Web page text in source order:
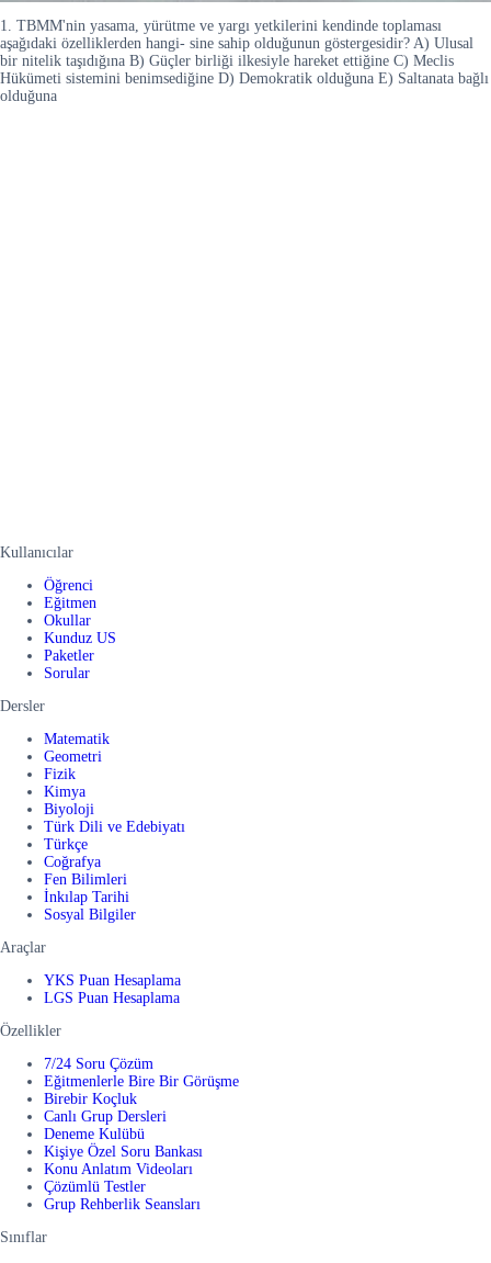
1. TBMM'nin yasama, yürütme ve yargı yetkilerini kendinde toplaması
aşağıdaki özelliklerden hangi- sine sahip olduğunun göstergesidir? A) Ulusal
bir nitelik taşıdığına B) Güçler birliği ilkesiyle hareket ettiğine C) Meclis
Hükümeti sistemini benimsediğine D) Demokratik olduğuna E) Saltanata bağlı
olduğuna
Kullanıcılar
Öğrenci
Eğitmen
Okullar
Kunduz US
Paketler
Sorular
Dersler
Matematik
Geometri
Fizik
Kimya
Biyoloji
Türk Dili ve Edebiyatı
Türkçe
Coğrafya
Fen Bilimleri
İnkılap Tarihi
Sosyal Bilgiler
Araçlar
YKS Puan Hesaplama
LGS Puan Hesaplama
Özellikler
7/24 Soru Çözüm
Eğitmenlerle Bire Bir Görüşme
Birebir Koçluk
Canlı Grup Dersleri
Deneme Kulübü
Kişiye Özel Soru Bankası
Konu Anlatım Videoları
Çözümlü Testler
Grup Rehberlik Seansları
Sınıflar